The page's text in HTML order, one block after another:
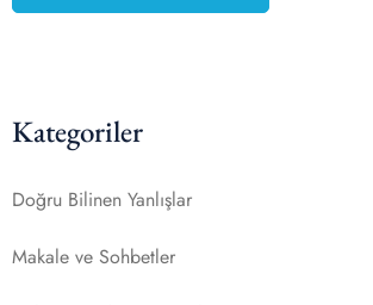
Kategoriler
Doğru Bilinen Yanlışlar
Makale ve Sohbetler